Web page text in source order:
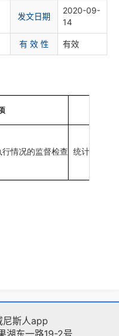
发文日期
2020-09-
14
有 效 性 有效
情况的监督检查 统计调查对
尼斯人app
湖东一路19-2号